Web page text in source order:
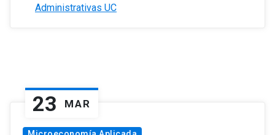
Administrativas UC
23 MAR